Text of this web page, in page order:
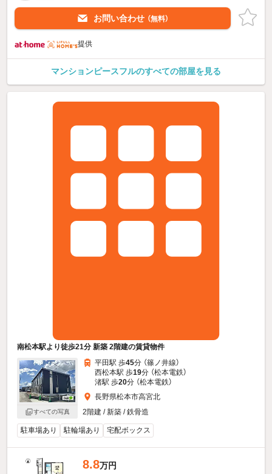
お問い合わせ （無料）
提供
マンションピースフルのすべての部屋を見る
南松本駅より徒歩21分 新築 2階建の賃貸物件
すべての写真
平田駅 歩45分 （篠ノ井線）
西松本駅 歩19分 （松本電鉄）
渚駅 歩20分 （松本電鉄）
長野県松本市高宮北
2階建 / 新築 / 鉄骨造
駐車場あり 駐輪場あり 宅配ボックス
8.8万円